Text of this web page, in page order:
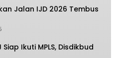
Jalan IJD 2026 Tembus
MPLS, Disdikbud